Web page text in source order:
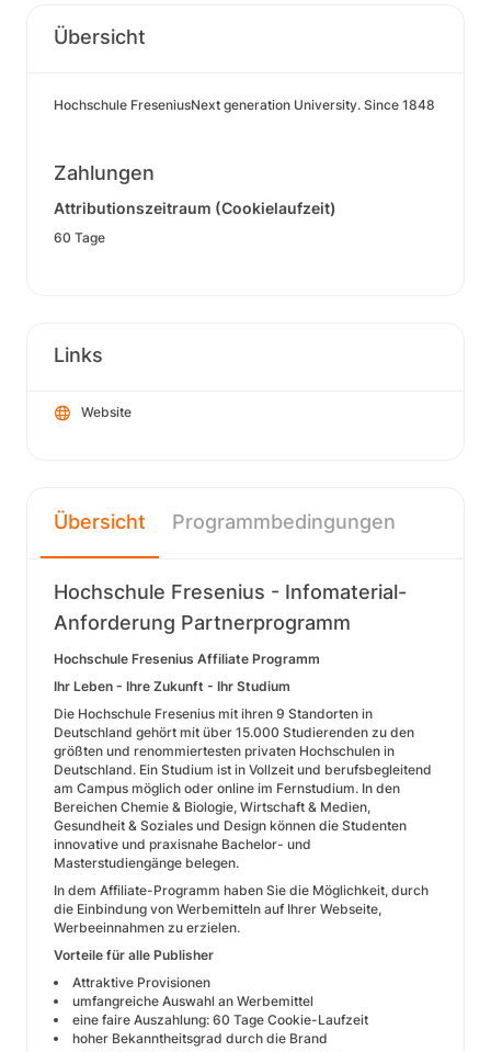
Übersicht
Hochschule FreseniusNext generation University. Since 1848
Zahlungen
Attributionszeitraum (Cookielaufzeit)
60 Tage
Links
Website
Übersicht Programmbedingungen
Hochschule Fresenius - Infomaterial-
Anforderung Partnerprogramm
Hochschule Fresenius Affiliate Programm
Ihr Leben - Ihre Zukunft - Ihr Studium
Die Hochschule Fresenius mit ihren 9 Standorten in
Deutschland gehört mit über 15.000 Studierenden zu den
größten und renommiertesten privaten Hochschulen in
Deutschland. Ein Studium ist in Vollzeit und berufsbegleitend
am Campus möglich oder online im Fernstudium. In den
Bereichen Chemie & Biologie, Wirtschaft & Medien,
Gesundheit & Soziales und Design können die Studenten
innovative und praxisnahe Bachelor- und
Masterstudiengänge belegen.
In dem Affiliate-Programm haben Sie die Möglichkeit, durch
die Einbindung von Werbemitteln auf Ihrer Webseite,
Werbeeinnahmen zu erzielen.
Vorteile für alle Publisher
Attraktive Provisionen
umfangreiche Auswahl an Werbemittel
eine faire Auszahlung: 60 Tage Cookie-Laufzeit
hoher Bekanntheitsgrad durch die Brand